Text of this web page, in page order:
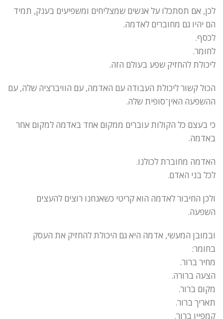
לכן, אם תסתכלו על אנשים שמצליחים ומשפיעים בענק, תמיד
הם יהיו גם מחוברים לאדמה.
לכסף.
לחומר.
ליכולת להחזיק שפע בעולם הזה.
הכול קשור ליכולת העבודה עם האדמה, עם הוויברציה שלה, עם
ההשפעה האין־סופית שלה.
כי בעצם כל הקולות עוברים ממקום אחד באדמה למקום אחר
באדמה.
האדמה מחוברת לכולנו.
לכל בני האדם.
ולכן החיבור לאדמה הוא קריטי כשאנחנו רוצים להעצים
השפעה.
ובמובן המעשי, אדמה היא גם היכולת להחזיק את העסק
בחומר:
מחיר ברור.
הצעה ברורה.
מקום ברור.
תאריך ברור.
קמפיין ברור.